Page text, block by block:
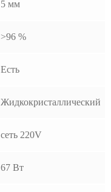
5 мм
>96 %
Есть
Жидкокристаллический
сеть 220V
67 Вт